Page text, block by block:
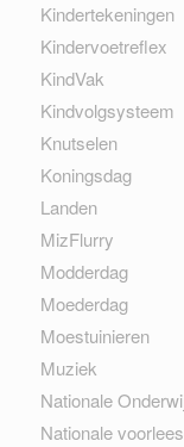
Kindertekeningen
Kindervoetreflex
KindVak
Kindvolgsysteem
Knutselen
Koningsdag
Landen
MizFlurry
Modderdag
Moederdag
Moestuinieren
Muziek
Nationale
Nationale